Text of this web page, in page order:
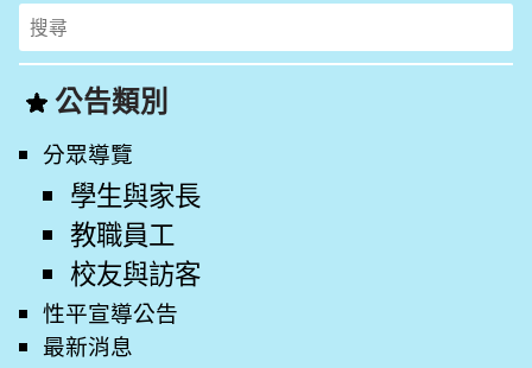
Search
for:
公告類別
分眾導覽
學生與家長
教職員工
校友與訪客
性平宣導公告
最新消息